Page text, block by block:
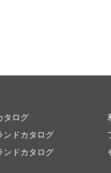
タログ
ンドカタログ
ンドカタログ